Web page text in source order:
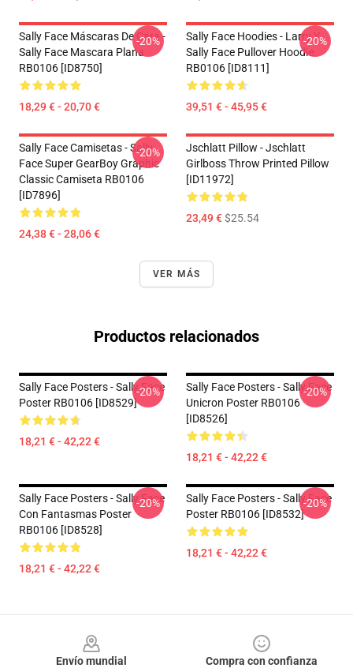
Sally Face Máscaras De Cara -
Sally Face Mascara Plana
RB0106 [ID8750]
18,29 € - 20,70 €
-20%
Sally Face Hoodies - Larry Y
Sally Face Pullover Hoodie
RB0106 [ID8111]
39,51 € - 45,95 €
-20%
Sally Face Camisetas - Sally
Face Super GearBoy Graphic
Classic Camiseta RB0106
[ID7896]
24,38 € - 28,06 €
-20%
Jschlatt Pillow - Jschlatt
Girlboss Throw Printed Pillow
[ID11972]
23,49 €$25.54
VER MÁS
Productos relacionados
Sally Face Posters - Sally Face
Poster RB0106 [ID8529]
18,21 € - 42,22 €
-20%
Sally Face Posters - Sally Face
Unicron Poster RB0106
[ID8526]
18,21 € - 42,22 €
-20%
Sally Face Posters - Sally Face
Con Fantasmas Poster
RB0106 [ID8528]
18,21 € - 42,22 €
-20%
Sally Face Posters - Sally Face
Poster RB0106 [ID8532]
18,21 € - 42,22 €
-20%
Envío mundial
Compra con confianza